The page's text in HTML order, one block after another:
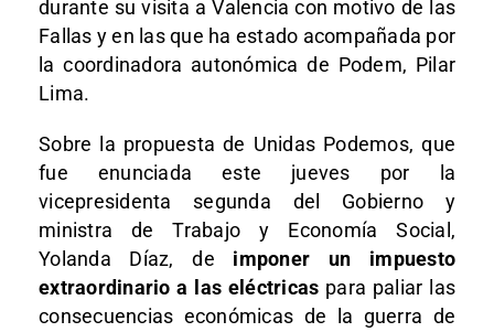
durante su visita a Valencia con motivo de las
Fallas y en las que ha estado acompañada por
la coordinadora autonómica de Podem, Pilar
Lima.
Sobre la propuesta de Unidas Podemos, que
fue enunciada este jueves por la
vicepresidenta segunda del Gobierno y
ministra de Trabajo y Economía Social,
Yolanda Díaz, de imponer un impuesto
extraordinario a las eléctricas para paliar las
consecuencias económicas de la guerra de